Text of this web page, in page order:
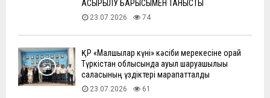
АСЫРЫЛУ БАРЫСЫМЕН ТАНЫСТЫ
23.07.2026 74
ҚР «Малшылар күні» кәсіби мерекесіне орай
Түркістан облысында ауыл шаруашылығы
саласының үздіктері марапатталды
23.07.2026 61